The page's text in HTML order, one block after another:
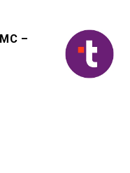
–